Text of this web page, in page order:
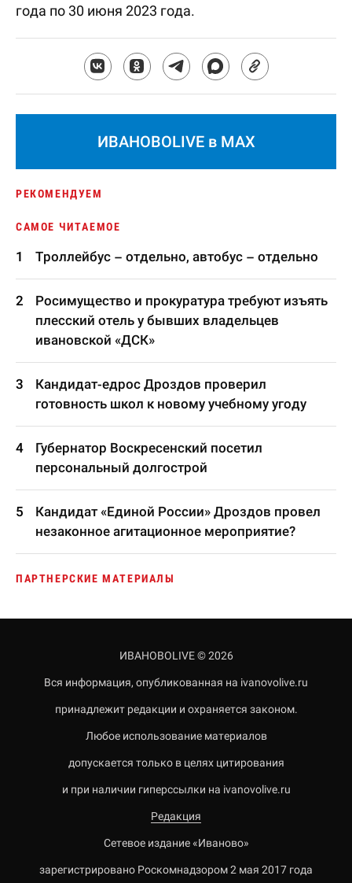
года по 30 июня 2023 года.
ИВАНОВОLIVE в MAX
РЕКОМЕНДУЕМ
САМОЕ ЧИТАЕМОЕ
Троллейбус – отдельно, автобус – отдельно
Росимущество и прокуратура требуют изъять
плесский отель у бывших владельцев
ивановской «ДСК»
Кандидат-едрос Дроздов проверил
готовность школ к новому учебному угоду
Губернатор Воскресенский посетил
персональный долгострой
Кандидат «Единой России» Дроздов провел
незаконное агитационное мероприятие?
ПАРТНЕРСКИЕ МАТЕРИАЛЫ
ИВАНОВОLIVE © 2026
Вся информация, опубликованная на ivanovolive.ru
принадлежит редакции и охраняется законом.
Любое использование материалов
допускается только в целях цитирования
и при наличии гиперссылки на ivanovolive.ru
Редакция
Сетевое издание «Иваново»
зарегистрировано Роскомнадзором 2 мая 2017 года